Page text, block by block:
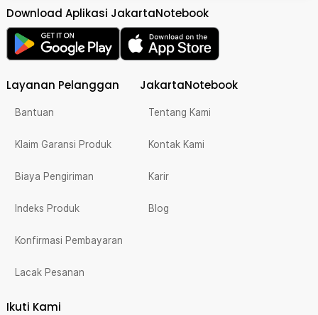
Download Aplikasi JakartaNotebook
Layanan Pelanggan
Bantuan
Klaim Garansi Produk
Biaya Pengiriman
Indeks Produk
Konfirmasi Pembayaran
Lacak Pesanan
JakartaNotebook
Tentang Kami
Kontak Kami
Karir
Blog
Ikuti Kami